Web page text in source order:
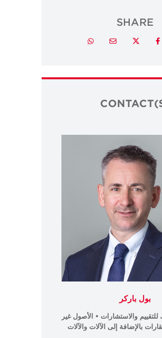
SHARE
Facebook
Twitter
Email
Whatsapp
بول باركر
والاستشارات • الأصول غير
بالإضافة إلى الآلات والآلات